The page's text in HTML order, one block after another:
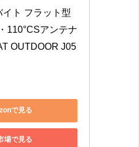
イト フラット型
110°CSアンテナ
OUTDOOR J05
で見る
場で見る